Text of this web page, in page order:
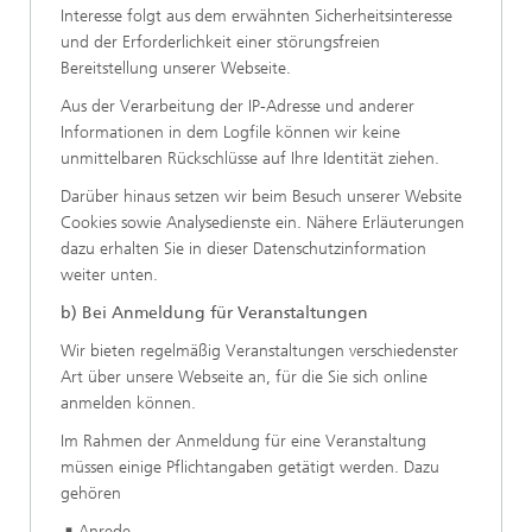
Interesse folgt aus dem erwähnten Sicherheitsinteresse
und der Erforderlichkeit einer störungsfreien
Bereitstellung unserer Webseite.
Aus der Verarbeitung der IP-Adresse und anderer
Informationen in dem Logfile können wir keine
unmittelbaren Rückschlüsse auf Ihre Identität ziehen.
Darüber hinaus setzen wir beim Besuch unserer Website
Cookies sowie Analysedienste ein. Nähere Erläuterungen
dazu erhalten Sie in dieser Datenschutzinformation
weiter unten.
b) Bei Anmeldung für Veranstaltungen
Wir bieten regelmäßig Veranstaltungen verschiedenster
Art über unsere Webseite an, für die Sie sich online
anmelden können.
Im Rahmen der Anmeldung für eine Veranstaltung
müssen einige Pflichtangaben getätigt werden. Dazu
gehören